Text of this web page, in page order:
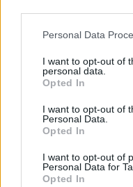
Personal Data
I want to opt-out of
personal data.
Opted In
I want to opt-out of
Personal Data.
Opted In
I want to opt-out of
Personal Data for
Opted In